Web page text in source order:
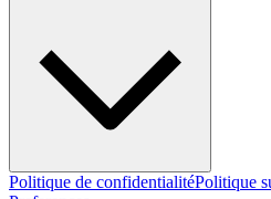
Politique de confidentialitéPolitique